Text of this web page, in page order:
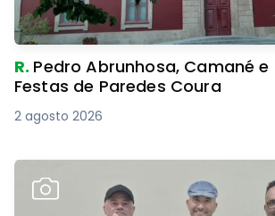
R. Pedro Abrunhosa, Camané e
Festas de Paredes Coura
2 agosto 2026